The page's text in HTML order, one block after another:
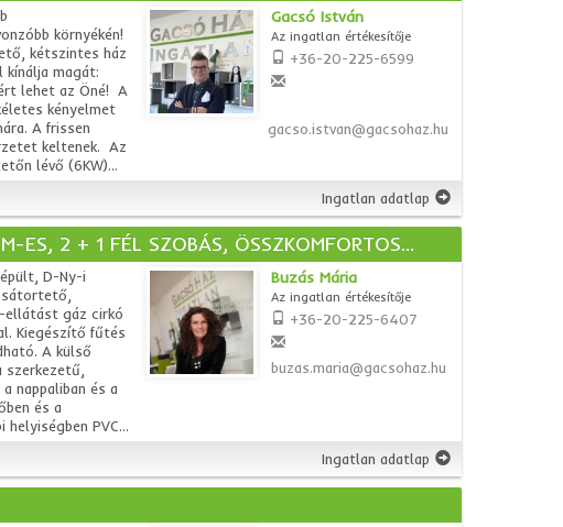
környékén!
kétszintes ház
kínálja magát:
lehet az Öné! A
kényelmet
A frissen
keltenek. Az
lévő (6KW)...
Gacsó István
Az ingatlan értékesítője
+36-20-225-6599
gacso.istvan@gacsohaz.hu
Ingatlan adatlap
ES, 2 + 1 FÉL SZOBÁS, ÖSSZKOMFORTOS...
D-Ny-i
ellátást gáz cirkó
Kiegészítő fűtés
A külső
szerkezetű,
nappaliban és a
és a
PVC...
Buzás Mária
Az ingatlan értékesítője
+36-20-225-6407
buzas.maria@gacsohaz.hu
Ingatlan adatlap